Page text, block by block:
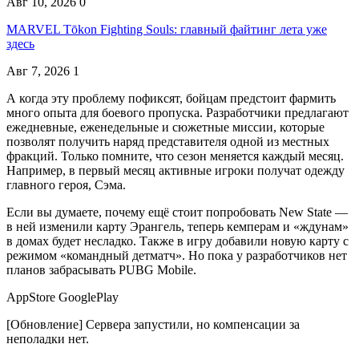
MARVEL Tōkon Fighting Souls: главный файтинг лета уже
здесь
Авг 7, 2026 1
А когда эту проблему пофиксят, бойцам предстоит фармить
много опыта для боевого пропуска. Разработчики предлагают
ежедневные, еженедельные и сюжетные миссии, которые
позволят получить наряд представителя одной из местных
фракций. Только помните, что сезон меняется каждый месяц.
Например, в первый месяц активные игроки получат одежду
главного героя, Сэма.
Если вы думаете, почему ещё стоит попробовать New State —
в ней изменили карту Эрангель, теперь кемперам и «ждунам»
в домах будет несладко. Также в игру добавили новую карту с
режимом «командный детматч». Но пока у разработчиков нет
планов забрасывать PUBG Mobile.
AppStore GooglePlay
[Обновление] Сервера запустили, но компенсации за
неполадки нет.